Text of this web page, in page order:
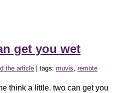
get you wet
the article | tags: muvis, remote
think a little. two can get you